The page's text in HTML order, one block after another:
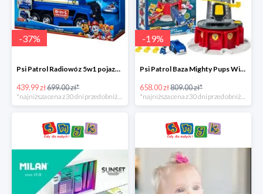
-37%
Psi Patrol Radiowóz 5w1 pojazd ratunkowy z figurką Chase'a -37%
439.99 zł699.00 zł*
-19%
Psi Patrol Baza Mighty Pups Wieża obserwacyjna+pojazd z figurką -19%
658.00 zł809.00 zł*